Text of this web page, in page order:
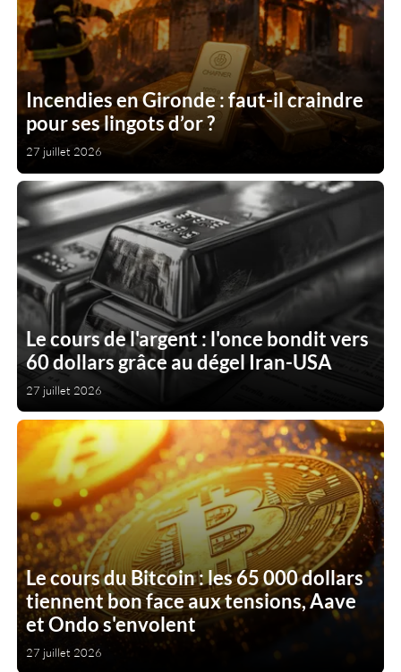
Incendies en Gironde : faut-il craindre
pour ses lingots d’or ?
27 juillet 2026
Le cours de l'argent : l'once bondit vers
60 dollars grâce au dégel Iran-USA
27 juillet 2026
Le cours du Bitcoin : les 65 000 dollars
tiennent bon face aux tensions, Aave
et Ondo s'envolent
27 juillet 2026